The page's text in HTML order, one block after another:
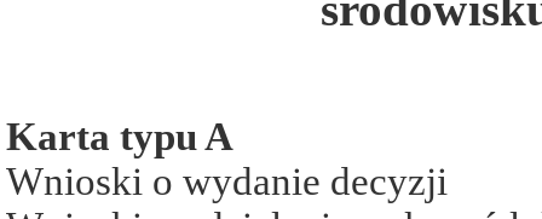
Karta typu A
Wnioski o wydanie decyzji